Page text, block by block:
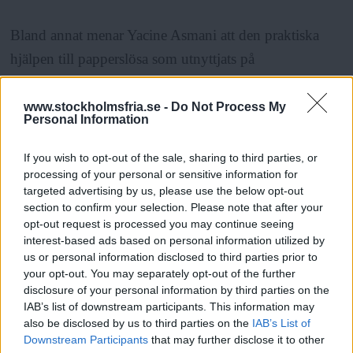
www.stockholmsfria.se - Do Not Process My
Personal Information
If you wish to opt-out of the sale, sharing to third parties, or
processing of your personal or sensitive information for
targeted advertising by us, please use the below opt-out
section to confirm your selection. Please note that after your
opt-out request is processed you may continue seeing
interest-based ads based on personal information utilized by
us or personal information disclosed to third parties prior to
your opt-out. You may separately opt-out of the further
disclosure of your personal information by third parties on the
IAB’s list of downstream participants. This information may
also be disclosed by us to third parties on the IAB’s List of
Downstream Participants that may further disclose it to other
Bland annat menar Yacine Asmani att den praktiska
hjälpen till papperslösa som utnyttjats på
arbetsmarknaden brister, samt att de pengar som
fackförbunden satsat inte kommer papperslösa till del.
ANNONS
Sten-Erik Johansson från Fastighetsanställdas förbund,
ordförande för centret, beklagar avhoppen men har
ingen förståelse för kritiken. Han menar att
verksamheten fortfarande är nystartad och att alla
inblandade gjort sitt bästa för att driva arbetet framåt.
– Det fackliga centret blir kvar oavsett om de